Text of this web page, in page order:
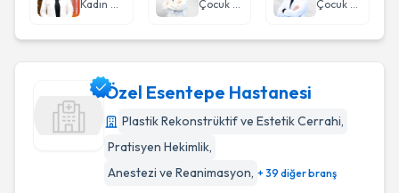
Kadın Hastalıkları ve Doğum Çocuk Endokrinolojisi Çocuk Ürolojisi
Özel Esentepe Hastanesi
Plastik Rekonstrüktif ve Estetik Cerrahi,
Pratisyen Hekimlik,
Anestezi ve Reanimasyon, + 39 diğer branş